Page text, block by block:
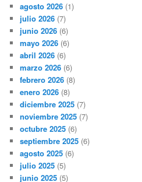
agosto 2026 (1)
julio 2026 (7)
junio 2026 (6)
mayo 2026 (6)
abril 2026 (6)
marzo 2026 (6)
febrero 2026 (8)
enero 2026 (8)
diciembre 2025 (7)
noviembre 2025 (7)
octubre 2025 (6)
septiembre 2025 (6)
agosto 2025 (6)
julio 2025 (5)
junio 2025 (5)